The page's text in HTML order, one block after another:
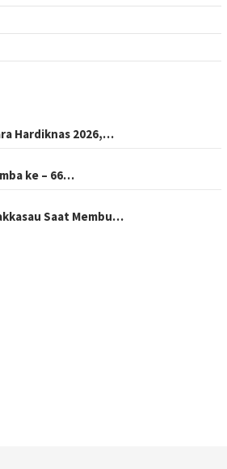
Hardiknas 2026,…
ke – 66…
Saat Membu…